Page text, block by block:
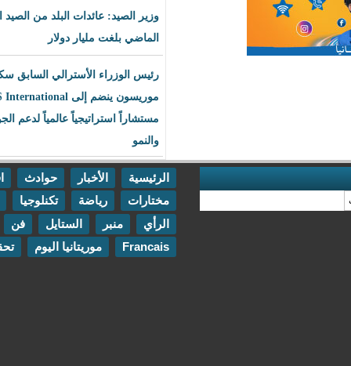
وزير الصيد: عائدات البلد من الصيد العام
الماضي بلغت مليار دولار
رئيس الوزراء الأسترالي السابق سكوت
موريسون ينضم إلى BLS International
مستشاراً استراتيجياً عالمياً لدعم الجودة
حوادث
اقتصاد
تكنلوجيا
مقابلات
الستايل فن
اتصل بنا
موريتانيا اليوم تحقيقات